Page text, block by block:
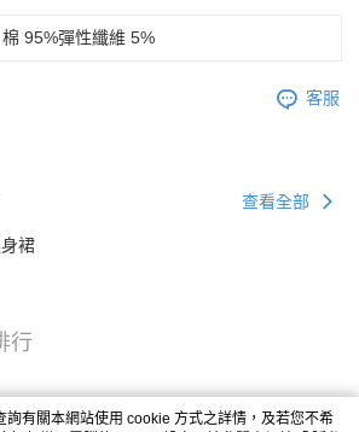
棉 95%彈性纖維 5%
客服
查看全部
裙
行
詢有關本網站使用 cookie 方式之詳情，及若您不希